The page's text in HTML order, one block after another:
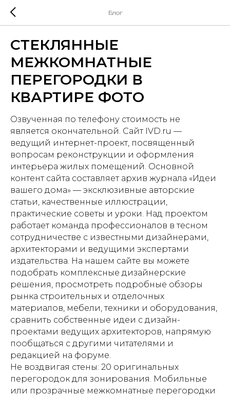
Блог
СТЕКЛЯННЫЕ
МЕЖКОМНАТНЫЕ
ПЕРЕГОРОДКИ В
КВАРТИРЕ ФОТО
Озвученная по телефону стоимость не
является окончательной. Сайт IVD.ru —
ведущий интернет-проект, посвященный
вопросам реконструкции и оформления
интерьера жилых помещений. Основной
контент сайта составляет архив журнала «Идеи
вашего дома» — эксклюзивные авторские
статьи, качественные иллюстрации,
практические советы и уроки. Над проектом
работает команда профессионалов в тесном
сотрудничестве с известными дизайнерами,
архитекторами и ведущими экспертами
издательства. На нашем сайте вы можете
подобрать комплексные дизайнерские
решения, просмотреть подробные обзоры
рынка строительных и отделочных
материалов, мебели, техники и оборудования,
сравнить собственные идеи с дизайн-
проектами ведущих архитекторов, напрямую
пообщаться с другими читателями и
редакцией на форуме.
Не воздвигая стены: 20 оригинальных
перегородок для зонирования. Мобильные
или прозрачные межкомнатные перегородки